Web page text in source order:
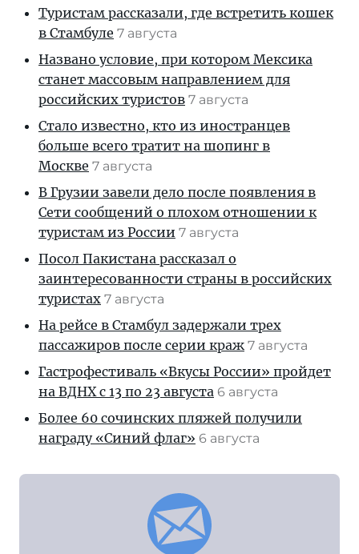
Туристам рассказали, где встретить кошек
в Стамбуле 7 августа
Названо условие, при котором Мексика
станет массовым направлением для
российских туристов 7 августа
Стало известно, кто из иностранцев
больше всего тратит на шопинг в
Москве 7 августа
В Грузии завели дело после появления в
Сети сообщений о плохом отношении к
туристам из России 7 августа
Посол Пакистана рассказал о
заинтересованности страны в российских
туристах 7 августа
На рейсе в Стамбул задержали трех
пассажиров после серии краж 7 августа
Гастрофестиваль «Вкусы России» пройдет
на ВДНХ с 13 по 23 августа 6 августа
Более 60 сочинских пляжей получили
награду «Синий флаг» 6 августа